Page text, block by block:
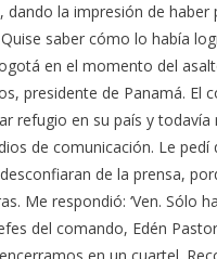
dando la impresión de haber
saber cómo lo había
en el momento del
presidente de Panamá. El
refugio en su país y todavía
de comunicación. Le pedí
de la prensa,
Me respondió: ‘Ven. Sólo
del comando, Edén